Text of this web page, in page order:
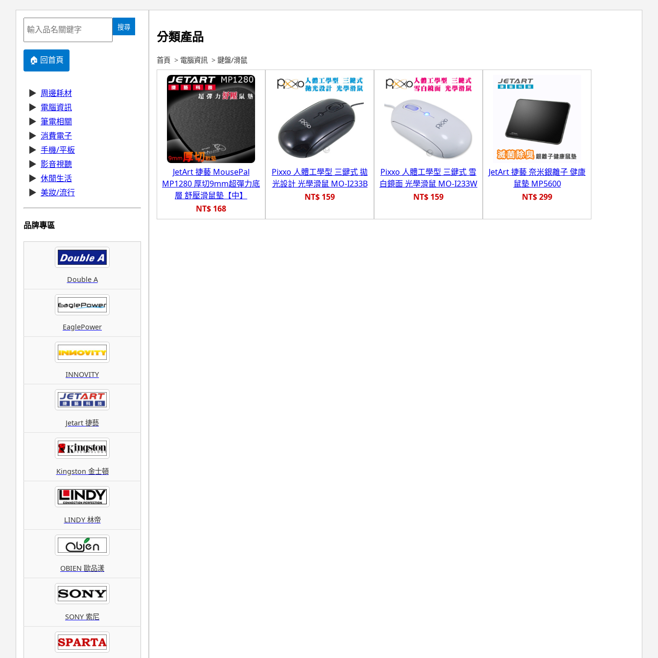
搜尋
🏠 回首頁
▶ 周邊耗材
▶ 電腦資訊
▶ 筆電相關
▶ 消費電子
▶ 手機/平板
▶ 影音視聽
▶ 休閒生活
▶ 美妝/流行
品牌專區
Double A
EaglePower
INNOVITY
Jetart 捷藝
Kingston 金士頓
LINDY 林帝
OBIEN 歐品漾
SONY 索尼
分類產品
首頁 > 電腦資訊 > 鍵盤/滑鼠
JetArt 捷藝 MousePal
MP1280 厚切9mm超彈力底
層 舒壓滑鼠墊【中】
NT$ 168
Pixxo 人體工學型 三鍵式 拋
光設計 光學滑鼠 MO-I233B
NT$ 159
Pixxo 人體工學型 三鍵式 雪
白鏡面 光學滑鼠 MO-I233W
NT$ 159
JetArt 捷藝 奈米銀離子 健康
鼠墊 MP5600
NT$ 299